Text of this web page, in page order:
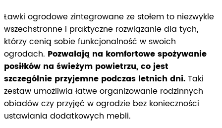
Ławki ogrodowe zintegrowane ze stołem to niezwykle
wszechstronne i praktyczne rozwiązanie dla tych,
którzy cenią sobie funkcjonalność w swoich
ogrodach. Pozwalają na komfortowe spożywanie
posiłków na świeżym powietrzu, co jest
szczególnie przyjemne podczas letnich dni.Taki
zestaw umożliwia łatwe organizowanie rodzinnych
obiadów czy przyjęć w ogrodzie bez konieczności
ustawiania dodatkowych mebli.